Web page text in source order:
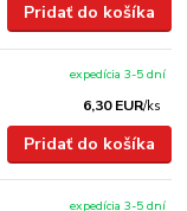
Pridať do košíka
6,30 EUR/ks
expedícia 3-5 dní
Pridať do košíka
expedícia 3-5 dní